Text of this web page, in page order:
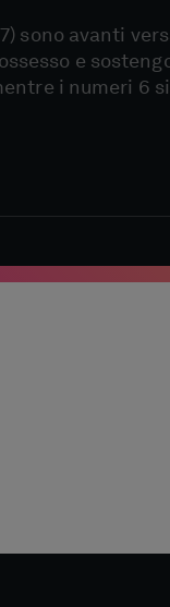
sono avanti
e
i numeri 6